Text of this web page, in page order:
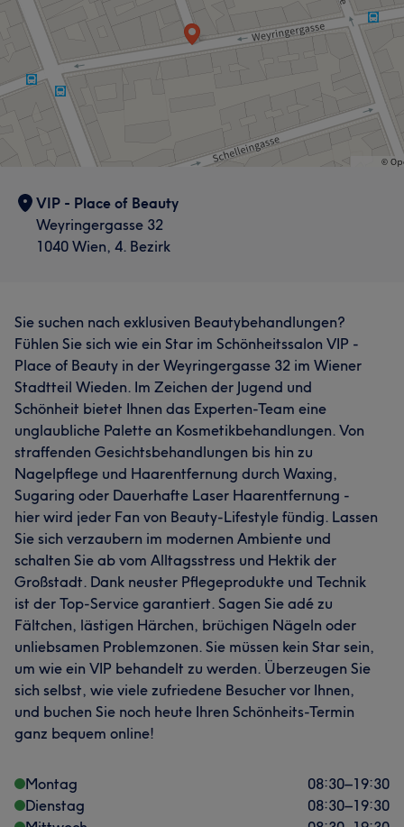
VIP - Place of Beauty
Weyringergasse 32
1040 Wien, 4. Bezirk
Sie suchen nach exklusiven Beautybehandlungen?
Fühlen Sie sich wie ein Star im Schönheitssalon VIP -
Place of Beauty in der Weyringergasse 32 im Wiener
Stadtteil Wieden. Im Zeichen der Jugend und
Schönheit bietet Ihnen das Experten-Team eine
unglaubliche Palette an Kosmetikbehandlungen. Von
straffenden Gesichtsbehandlungen bis hin zu
Nagelpflege und Haarentfernung durch Waxing,
Sugaring oder Dauerhafte Laser Haarentfernung -
hier wird jeder Fan von Beauty-Lifestyle fündig. Lassen
Sie sich verzaubern im modernen Ambiente und
schalten Sie ab vom Alltagsstress und Hektik der
Großstadt. Dank neuster Pflegeprodukte und Technik
ist der Top-Service garantiert. Sagen Sie adé zu
Fältchen, lästigen Härchen, brüchigen Nägeln oder
unliebsamen Problemzonen. Sie müssen kein Star sein,
um wie ein VIP behandelt zu werden. Überzeugen Sie
sich selbst, wie viele zufriedene Besucher vor Ihnen,
und buchen Sie noch heute Ihren Schönheits-Termin
ganz bequem online!
Montag 08:30–19:30
Dienstag
08:30–19:30